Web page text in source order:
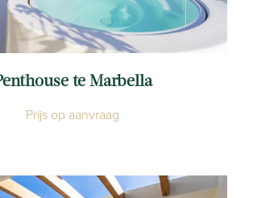
te Marbella
Prijs op aanvraag